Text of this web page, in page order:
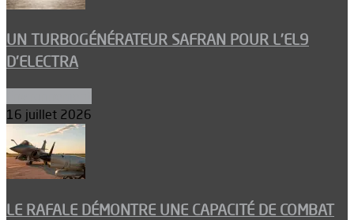
UN TURBOGÉNÉRATEUR SAFRAN POUR L’EL9
D’ELECTRA
16 juillet 2026
LE RAFALE DÉMONTRE UNE CAPACITÉ DE COMBAT